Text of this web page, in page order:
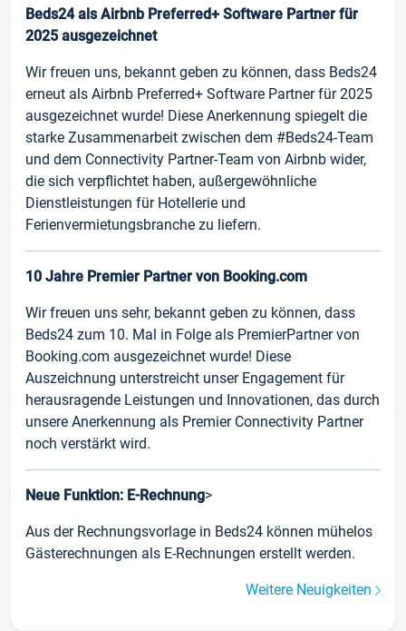
Beds24 als Airbnb Preferred+ Software Partner für
2025 ausgezeichnet
Wir freuen uns, bekannt geben zu können, dass Beds24
erneut als Airbnb Preferred+ Software Partner für 2025
ausgezeichnet wurde! Diese Anerkennung spiegelt die
starke Zusammenarbeit zwischen dem #Beds24-Team
und dem Connectivity Partner-Team von Airbnb wider,
die sich verpflichtet haben, außergewöhnliche
Dienstleistungen für Hotellerie und
Ferienvermietungsbranche zu liefern.
10 Jahre Premier Partner von Booking.com
Wir freuen uns sehr, bekannt geben zu können, dass
Beds24 zum 10. Mal in Folge als PremierPartner von
Booking.com ausgezeichnet wurde! Diese
Auszeichnung unterstreicht unser Engagement für
herausragende Leistungen und Innovationen, das durch
unsere Anerkennung als Premier Connectivity Partner
noch verstärkt wird.
Neue Funktion: E-Rechnung>
Aus der Rechnungsvorlage in Beds24 können mühelos
Gästerechnungen als E-Rechnungen erstellt werden.
Weitere Neuigkeiten